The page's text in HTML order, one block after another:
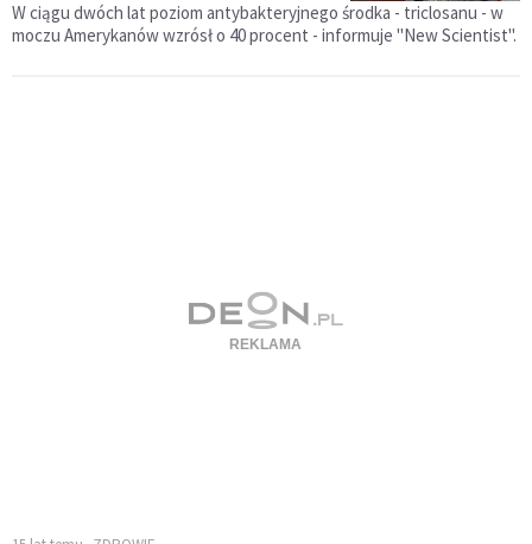
W ciągu dwóch lat poziom antybakteryjnego środka - triclosanu - w
moczu Amerykanów wzrósł o 40 procent - informuje "New Scientist".